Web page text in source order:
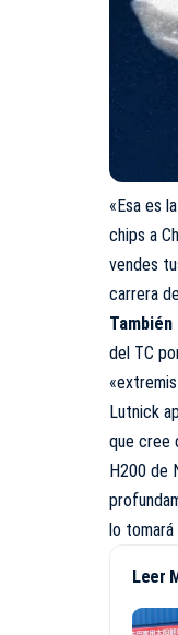
«Esa es
chips a
vendes
carrera
del TC
Lutnick
que cree
H200 de
lo tomará
Leer